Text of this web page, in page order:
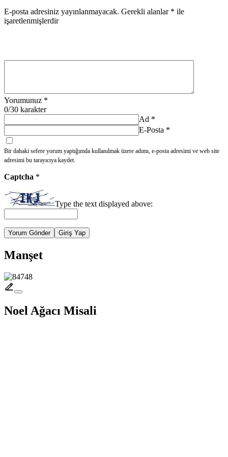
E-posta adresiniz yayınlanmayacak. Gerekli alanlar * ile
işaretlenmişlerdir
Yorumunuz *
0/30 karakter
Ad *
E-Posta *
Bir dahaki sefere yorum yaptığımda kullanılmak üzere adımı, e-posta adresimi ve web site
adresimi bu tarayıcıya kaydet.
Captcha *
Type the text displayed above:
Yorum Gönder Giriş Yap
Manşet
Noel Ağacı Misali